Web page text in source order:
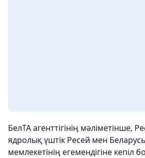
БелТА агенттігінің мәліметінше,
ядролық үштік Ресей мен
мемлекетінің егемендігіне кепіл